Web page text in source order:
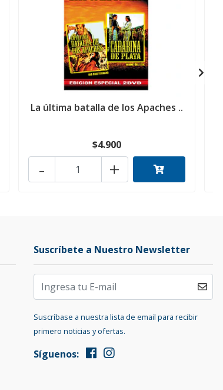
La última batalla de los Apaches ..
$4.900
+
-
Suscríbete a Nuestro Newsletter
Suscríbase a nuestra lista de email para recibir
primero noticias y ofertas.
Síguenos: